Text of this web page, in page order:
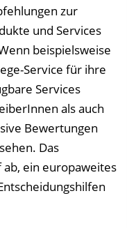
zur
und Services
beispielsweise
Service für ihre
Services
als auch
Bewertungen
Das
ein europaweites